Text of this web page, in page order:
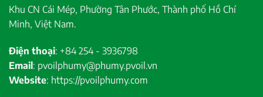
Khu CN Cái Mép, Phường Tân Phước, Thành phố Hồ Chí
Minh, Việt Nam.
Điện thoại: +84 254 - 3936798
Email: pvoilphumy@phumy.pvoil.vn
Website: https://pvoilphumy.com